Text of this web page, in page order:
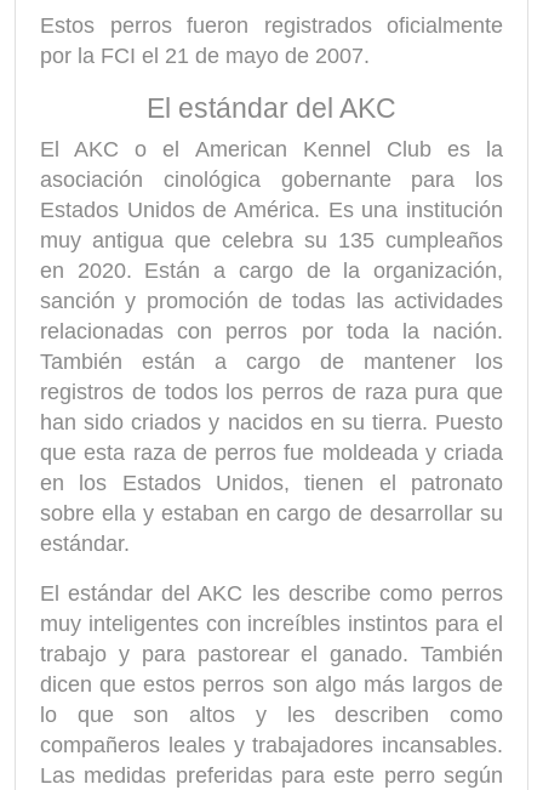
Estos perros fueron registrados oficialmente
por la FCI el 21 de mayo de 2007.
El estándar del AKC
El AKC o el American Kennel Club es la
asociación cinológica gobernante para los
Estados Unidos de América. Es una institución
muy antigua que celebra su 135 cumpleaños
en 2020. Están a cargo de la organización,
sanción y promoción de todas las actividades
relacionadas con perros por toda la nación.
También están a cargo de mantener los
registros de todos los perros de raza pura que
han sido criados y nacidos en su tierra. Puesto
que esta raza de perros fue moldeada y criada
en los Estados Unidos, tienen el patronato
sobre ella y estaban en cargo de desarrollar su
estándar.
El estándar del AKC les describe como perros
muy inteligentes con increíbles instintos para el
trabajo y para pastorear el ganado. También
dicen que estos perros son algo más largos de
lo que son altos y les describen como
compañeros leales y trabajadores incansables.
Las medidas preferidas para este perro según